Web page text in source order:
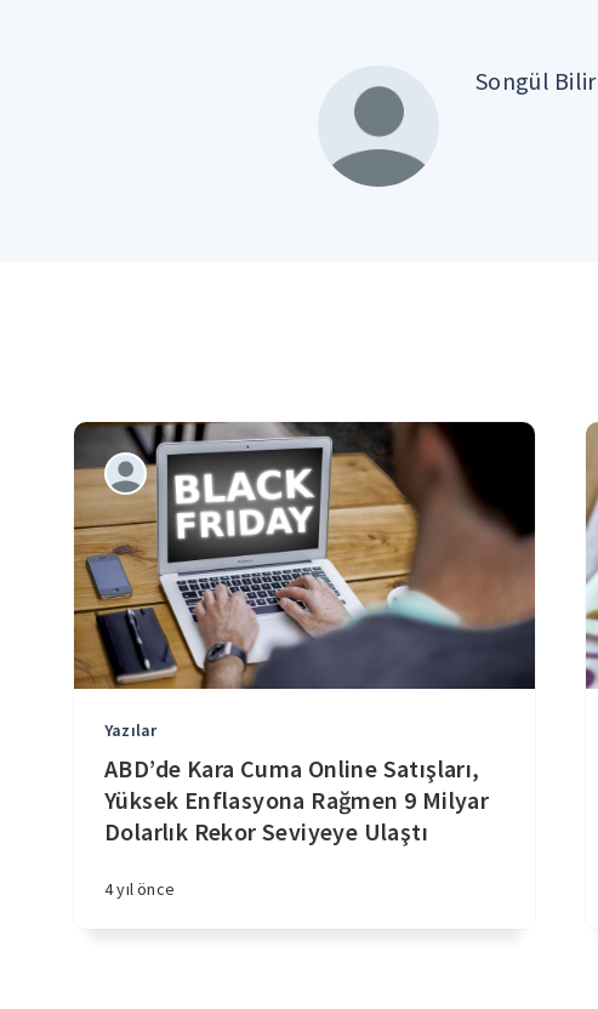
Songül Bilir
Yazılar
ABD’de Kara Cuma Online Satışları,
Yüksek Enflasyona Rağmen 9 Milyar
Dolarlık Rekor Seviyeye Ulaştı
4 yıl önce